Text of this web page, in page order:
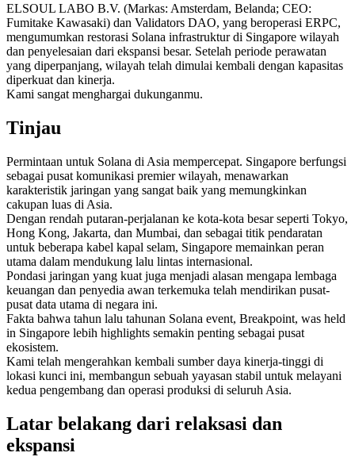
ELSOUL LABO B.V. (Markas: Amsterdam, Belanda; CEO:
Fumitake Kawasaki) dan Validators DAO, yang beroperasi ERPC,
mengumumkan restorasi Solana infrastruktur di Singapore wilayah
dan penyelesaian dari ekspansi besar. Setelah periode perawatan
yang diperpanjang, wilayah telah dimulai kembali dengan kapasitas
diperkuat dan kinerja.
Kami sangat menghargai dukunganmu.
Tinjau
Permintaan untuk Solana di Asia mempercepat. Singapore berfungsi
sebagai pusat komunikasi premier wilayah, menawarkan
karakteristik jaringan yang sangat baik yang memungkinkan
cakupan luas di Asia.
Dengan rendah putaran-perjalanan ke kota-kota besar seperti Tokyo,
Hong Kong, Jakarta, dan Mumbai, dan sebagai titik pendaratan
untuk beberapa kabel kapal selam, Singapore memainkan peran
utama dalam mendukung lalu lintas internasional.
Pondasi jaringan yang kuat juga menjadi alasan mengapa lembaga
keuangan dan penyedia awan terkemuka telah mendirikan pusat-
pusat data utama di negara ini.
Fakta bahwa tahun lalu tahunan Solana event, Breakpoint, was held
in Singapore lebih highlights semakin penting sebagai pusat
ekosistem.
Kami telah mengerahkan kembali sumber daya kinerja-tinggi di
lokasi kunci ini, membangun sebuah yayasan stabil untuk melayani
kedua pengembang dan operasi produksi di seluruh Asia.
Latar belakang dari relaksasi dan
ekspansi